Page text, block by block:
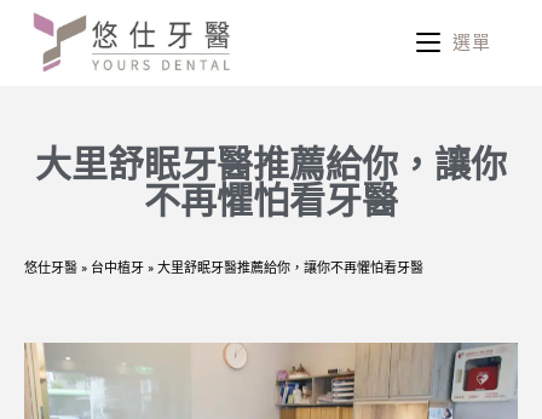
選單
大里舒眠牙醫推薦給你，讓你
不再懼怕看牙醫
悠仕牙醫 » 台中植牙 » 大里舒眠牙醫推薦給你，讓你不再懼怕看牙醫